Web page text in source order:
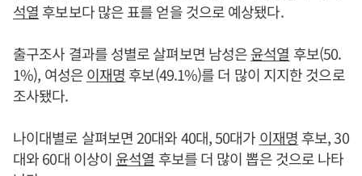
석열 후보보다 많은 표를 얻을 것으로 예상됐다.
출구조사 결과를 성별로 살펴보면 남성은윤석열 후보(50.
1%), 여성은이재명 후보(49.1%)를 더 많이 지지한 것으로
조사됐다.
나이대별로 살펴보면 20대와 40대, 50대가 이재명 후보, 30
대와 60대 이상이 윤석열 후보를 더 많이 뽑은 것으로 나타